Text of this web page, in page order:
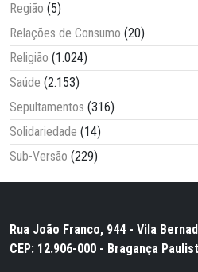
Região (5)
Relações de Consumo (20)
Religião (1.024)
Saúde (2.153)
Sepultamentos (316)
Solidariedade (14)
Sub-Versão (229)
Rua João Franco, 944 - Vila
CEP: 12.906-000 - Bragança